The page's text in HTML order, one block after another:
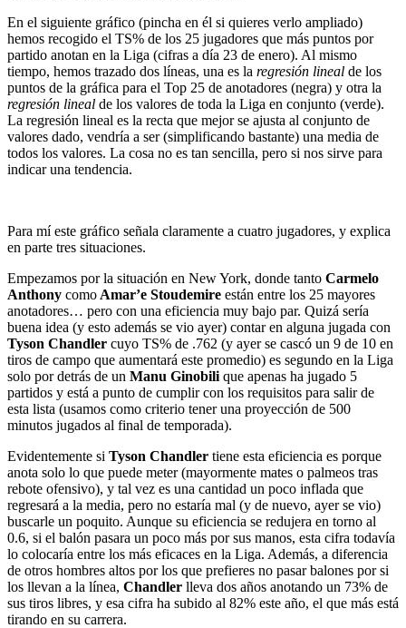
En el siguiente gráfico (pincha en él si quieres verlo ampliado)
hemos recogido el TS% de los 25 jugadores que más puntos por
partido anotan en la Liga (cifras a día 23 de enero). Al mismo
tiempo, hemos trazado dos líneas, una es la regresión lineal de los
puntos de la gráfica para el Top 25 de anotadores (negra) y otra la
regresión lineal de los valores de toda la Liga en conjunto (verde).
La regresión lineal es la recta que mejor se ajusta al conjunto de
valores dado, vendría a ser (simplificando bastante) una media de
todos los valores. La cosa no es tan sencilla, pero si nos sirve para
indicar una tendencia.
Para mí este gráfico señala claramente a cuatro jugadores, y explica
en parte tres situaciones.
Empezamos por la situación en New York, donde tanto Carmelo
Anthony como Amar’e Stoudemire están entre los 25 mayores
anotadores… pero con una eficiencia muy bajo par. Quizá sería
buena idea (y esto además se vio ayer) contar en alguna jugada con
Tyson Chandler cuyo TS% de .762 (y ayer se cascó un 9 de 10 en
tiros de campo que aumentará este promedio) es segundo en la Liga
solo por detrás de un Manu Ginobili que apenas ha jugado 5
partidos y está a punto de cumplir con los requisitos para salir de
esta lista (usamos como criterio tener una proyección de 500
minutos jugados al final de temporada).
Evidentemente si Tyson Chandler tiene esta eficiencia es porque
anota solo lo que puede meter (mayormente mates o palmeos tras
rebote ofensivo), y tal vez es una cantidad un poco inflada que
regresará a la media, pero no estaría mal (y de nuevo, ayer se vio)
buscarle un poquito. Aunque su eficiencia se redujera en torno al
0.6, si el balón pasara un poco más por sus manos, esta cifra todavía
lo colocaría entre los más eficaces en la Liga. Además, a diferencia
de otros hombres altos por los que prefieres no pasar balones por si
los llevan a la línea, Chandler lleva dos años anotando un 73% de
sus tiros libres, y esa cifra ha subido al 82% este año, el que más está
tirando en su carrera.